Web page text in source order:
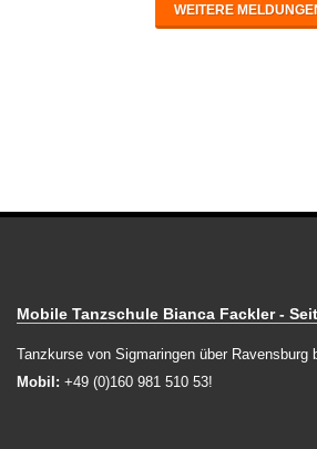
WEITERE
Mobile Tanzschule Bianca Fackler -
Tanzkurse von Sigmaringen über Ravensburg
Mobil: +49 (0)160 981 510 53!